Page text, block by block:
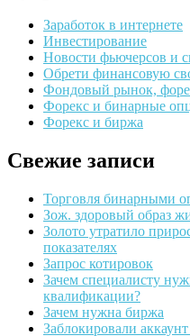
Заработок в интернете
Инвестирование
Новости фьючерсов и
Обрети финансовую
Фондовый рынок,
Форекс и бинарные
Форекс и биржа
Свежие записи
Торговля бинарными
Зож. здоровый образ
Золото утратило
показателях
Запрос котировок
Зачем специалисту
квалификации?
Зачем нужна биржа
Заблокировали